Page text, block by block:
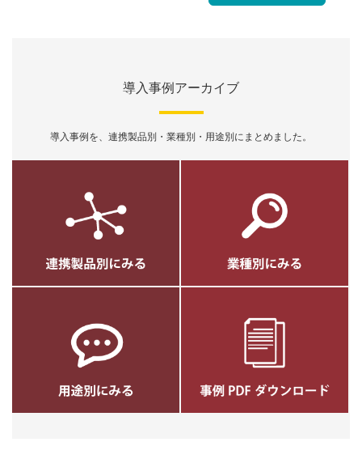
導入事例アーカイブ
導入事例を、連携製品別・業種別・用途別にまとめました。